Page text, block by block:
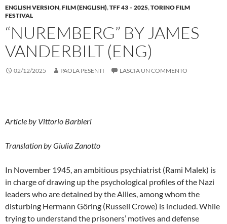
ENGLISH VERSION,FILM (ENGLISH),TFF 43 – 2025,TORINO FILM
FESTIVAL
“NUREMBERG” BY JAMES
VANDERBILT (ENG)
02/12/2025 PAOLA PESENTI LASCIA UN COMMENTO
Article by Vittorio Barbieri
Translation by Giulia Zanotto
In November 1945, an ambitious psychiatrist (Rami Malek) is
in charge of drawing up the psychological profiles of the Nazi
leaders who are detained by the Allies, among whom the
disturbing Hermann Göring (Russell Crowe) is included. While
trying to understand the prisoners’ motives and defense